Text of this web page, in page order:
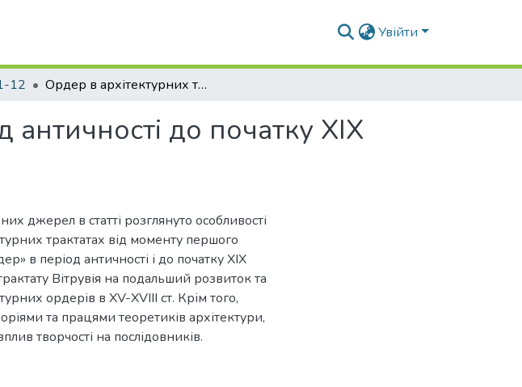
Увійти
12 Ордер в архітектурних трактатах від античності до початку ХІХ століття
античності до початку ХІХ
джерел в статті розглянуто особливості
трактатах від моменту першого
в період античності і до початку ХІХ
Вітрувія на подальший розвиток та
ордерів в XV-XVIII ст. Крім того,
та працями теоретиків архітектури,
творчості на послідовників.